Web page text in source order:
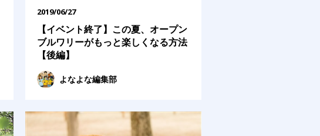
2019/06/27
【イベント終了】この夏、オープン
ブルワリーがもっと楽しくなる方法
【後編】
よなよな編集部